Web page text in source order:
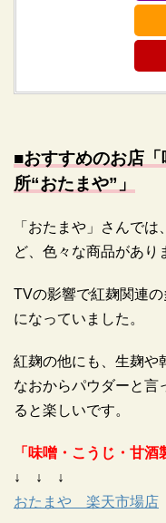
■おすすめのお店
所“おたまや”」
「おたまや」さんで
ど、色々な商品があり
TVの影響で紅麹関連
になっていました。
紅麹の他にも、生麹や
なおからパウダーと言
ると楽しいです。
「味噌・こうじ・甘
↓ ↓ ↓
おたまや 楽天市場店